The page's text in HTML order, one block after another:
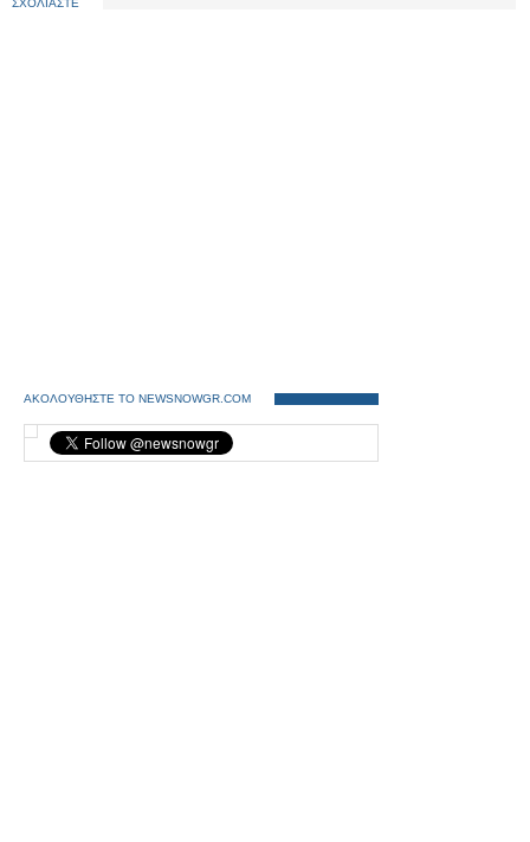
ΣΧΟΛΙΑΣΤΕ
ΑΚΟΛΟΥΘΗΣΤΕ ΤΟ NEWSNOWGR.COM